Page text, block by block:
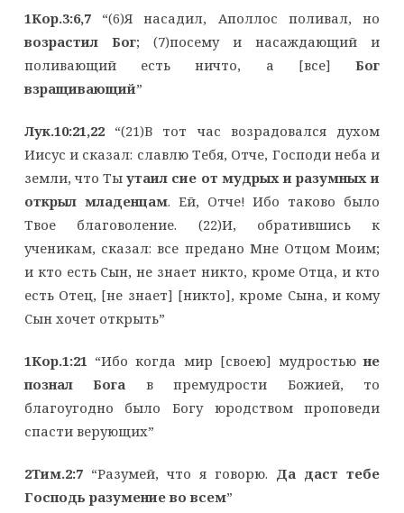
1Кор.3:6,7“(6)Я насадил, Аполлос поливал, но
возрастил Бог; (7)посему и насаждающий и
поливающий есть ничто, а [все]Бог
взращивающий”
Лук.10:21,22“(21)В тот час возрадовался духом
Иисус и сказал: славлю Тебя, Отче, Господи неба и
земли, что Тыутаил сие от мудрых и разумных и
открыл младенцам. Ей, Отче! Ибо таково было
Твое благоволение. (22)И, обратившись к
ученикам, сказал: все предано Мне Отцом Моим;
и кто есть Сын, не знает никто, кроме Отца, и кто
есть Отец, [не знает] [никто], кроме Сына, и кому
Сын хочет открыть”
1Кор.1:21 “Ибо когда мир [своею] мудростьюне
познал Бога в премудрости Божией, то
благоугодно было Богу юродством проповеди
спасти верующих”
2Тим.2:7“Разумей, что я говорю. Да даст тебе
Господь разумение во всем”